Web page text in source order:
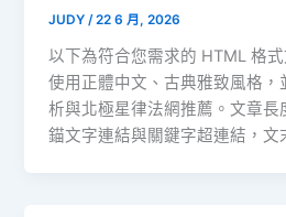
JUDY/22 6 月, 2026
以下為符合您需求的 HTML 格
使用正體中文、古典雅致風格，
析與北極星律法網推薦。文章長
錨文字連結與關鍵字超連結，